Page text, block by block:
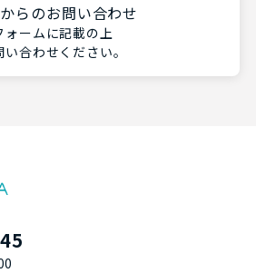
らのお問い合わせ
ォームに記載の上
い合わせください。